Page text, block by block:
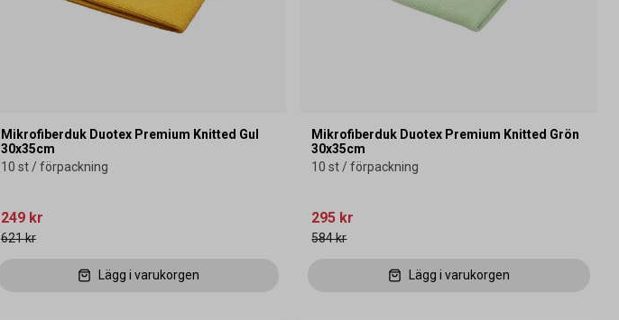
Mikrofiberduk Duotex Premium Knitted Gul
30x35cm
10 st / förpackning
249 kr
621 kr
Lägg i varukorgen
Mikrofiberduk Duotex Premium Knitted Grön
30x35cm
10 st / förpackning
295 kr
584 kr
Lägg i varukorgen